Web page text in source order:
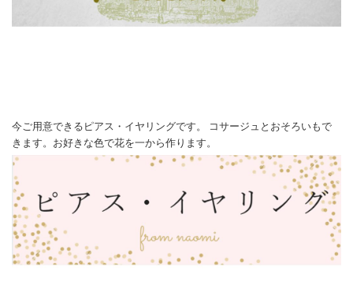
今ご用意できるピアス・イヤリングです。 コサージュとおそろいもで
きます。お好きな色で花を一から作ります。